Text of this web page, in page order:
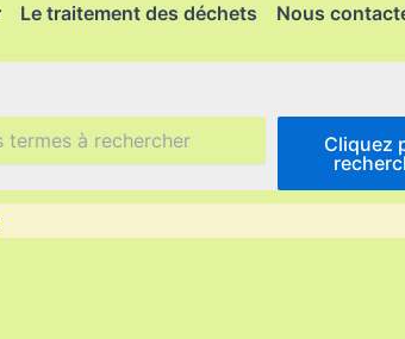
Le traitement des déchets Nous
Cliquez